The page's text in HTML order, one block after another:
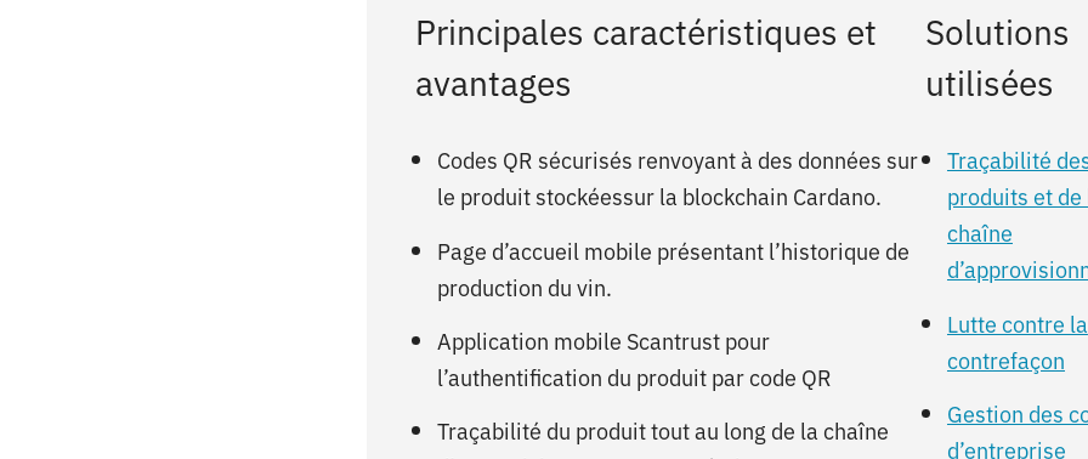
Principales caractéristiques et
avantages
Codes QR sécurisés renvoyant à des données sur
le produit stockéessur la blockchain Cardano.
Page d’accueil mobile présentant l’historique de
production du vin.
Application mobile Scantrust pour
l’authentification du produit par code QR
Traçabilité du produit tout au long de la chaîne
Solutions
utilisées
Traçabilité
produits et de
chaîne
Lutte contre la
contrefaçon
Gestion des
d’entreprise